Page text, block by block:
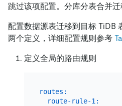
跳过该项配置。分库分表合并迁
配置数据源表迁移到目标 TiDB
两个定义，详细配置规则参考
定义全局的路由规则
routes:
route-rule-1: